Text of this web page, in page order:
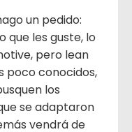
un pedido:
que les guste, lo
pero lean
poco conocidos,
los
se adaptaron
vendrá de